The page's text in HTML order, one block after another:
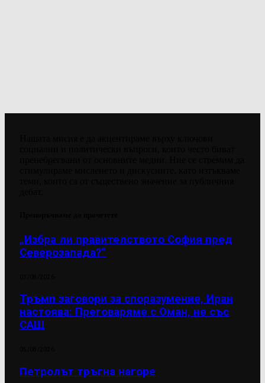
„Избра ли правителството София пред
Северозапада?“
Тръмп заговори за споразумение, Иран
настоява: Преговаряме с Оман, не със
САЩ
Петролът тръгна нагоре